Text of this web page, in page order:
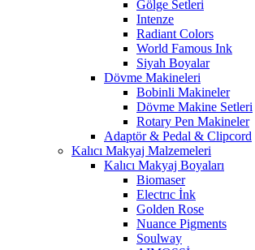
Gölge Setleri
Intenze
Radiant Colors
World Famous Ink
Siyah Boyalar
Dövme Makineleri
Bobinli Makineler
Dövme Makine Setleri
Rotary Pen Makineler
Adaptör & Pedal & Clipcord
Kalıcı Makyaj Malzemeleri
Kalıcı Makyaj Boyaları
Biomaser
Electrıc İnk
Golden Rose
Nuance Pigments
Soulway